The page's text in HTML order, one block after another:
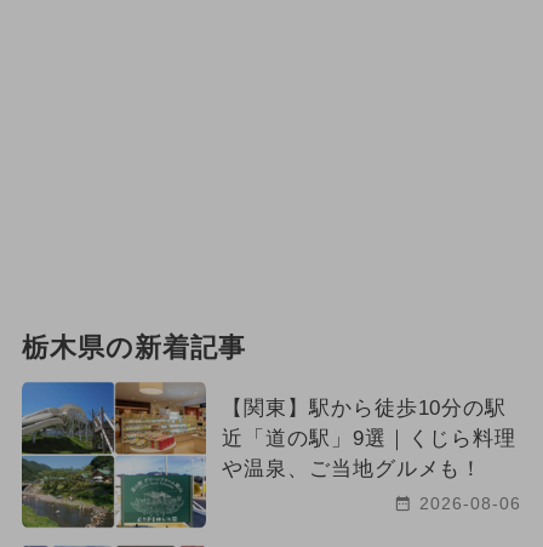
栃木県の新着記事
【関東】駅から徒歩10分の駅
近「道の駅」9選｜くじら料理
や温泉、ご当地グルメも！
2026-08-06